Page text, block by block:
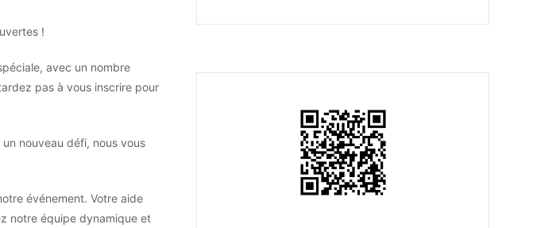
!
avec un nombre
pas à vous inscrire pour
nouveau défi, nous vous
événement. Votre aide
notre équipe dynamique et